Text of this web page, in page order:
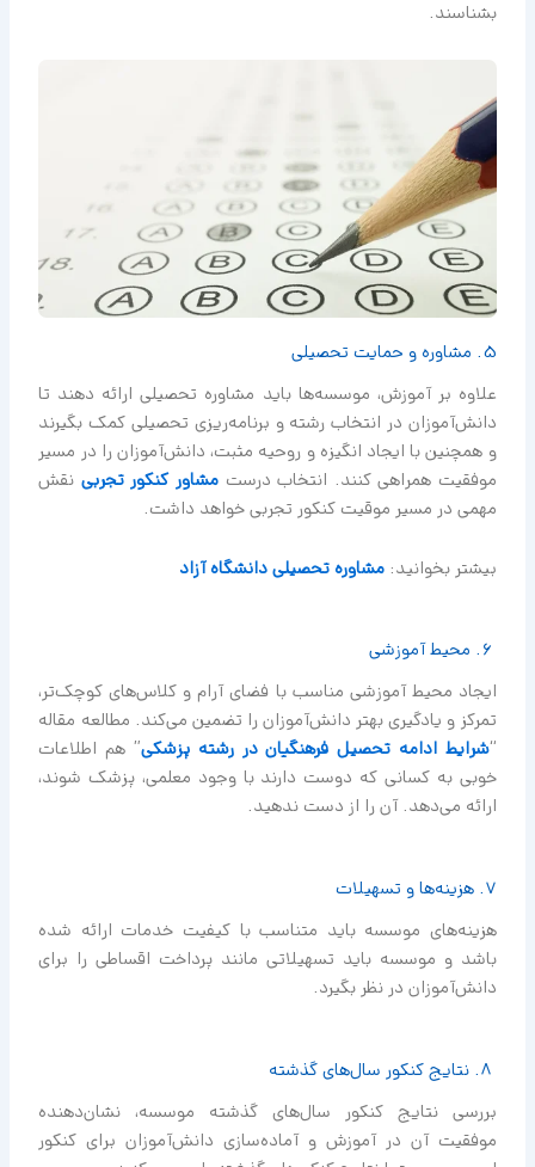
بشناسند.
5. مشاوره و حمایت تحصیلی
علاوه بر آموزش، موسسه‌ها باید مشاوره تحصیلی ارائه دهند تا
دانش‌آموزان در انتخاب رشته و برنامه‌ریزی تحصیلی کمک بگیرند
و همچنین با ایجاد انگیزه و روحیه مثبت، دانش‌آموزان را در مسیر
موفقیت همراهی کنند. انتخاب درست مشاور کنکور تجربی نقش
مهمی در مسیر موقیت کنکور تجربی خواهد داشت.
بیشتر بخوانید:مشاوره تحصیلی دانشگاه آزاد
ایجاد محیط آموزشی مناسب با فضای آرام و کلاس‌های کوچک‌تر،
تمرکز و یادگیری بهتر دانش‌آموزان را تضمین می‌کند. مطالعه مقاله
“شرایط ادامه تحصیل فرهنگیان در رشته پزشکی” هم اطلاعات
خوبی به کسانی که دوست دارند با وجود معلمی، پزشک شوند،
ارائه می‌دهد. آن را از دست ندهید.
7. هزینه‌ها و تسهیلات
هزینه‌های موسسه باید متناسب با کیفیت خدمات ارائه شده
باشد و موسسه باید تسهیلاتی مانند پرداخت اقساطی را برای
دانش‌آموزان در نظر بگیرد.
بررسی نتایج کنکور سال‌های گذشته موسسه، نشان‌دهنده
موفقیت آن در آموزش و آماده‌سازی دانش‌آموزان برای کنکور